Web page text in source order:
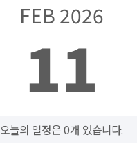
FEB 2026
11
오늘의 일정은 0개 있습니다.